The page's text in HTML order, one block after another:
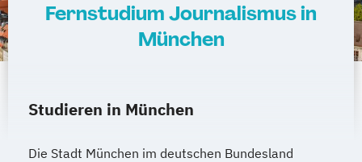
Fernstudium Journalismus in
München
Studieren in München
Die Stadt München im deutschen Bundesland